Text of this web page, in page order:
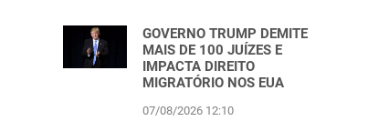
GOVERNO TRUMP DEMITE
MAIS DE 100 JUÍZES E
IMPACTA DIREITO
MIGRATÓRIO NOS EUA
07/08/2026 12:10